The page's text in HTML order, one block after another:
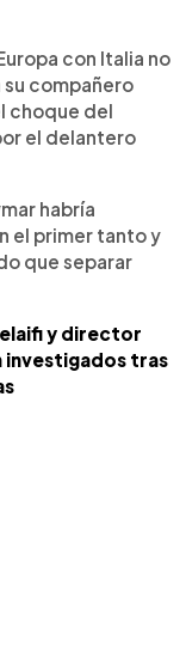
con Italia no
su compañero
choque del
el delantero
habría
el primer tanto y
que separar
y director
investigados tras